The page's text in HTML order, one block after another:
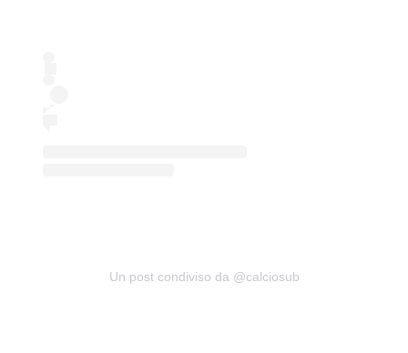
Un post condiviso da @calciosub